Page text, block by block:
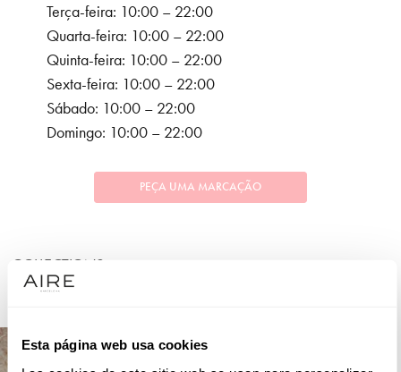
Esta página web usa cookies
Terça-feira: 10:00 – 22:00
Quarta-feira: 10:00 – 22:00
Quinta-feira: 10:00 – 22:00
Sexta-feira: 10:00 – 22:00
Sábado: 10:00 – 22:00
Domingo: 10:00 – 22:00
PEÇA UMA MARCAÇÃO
COLLECTIONS